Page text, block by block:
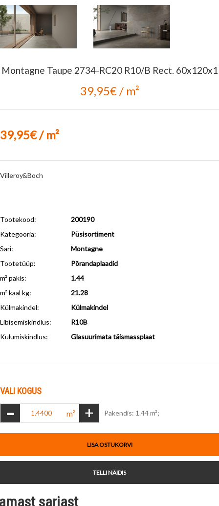
Montagne Taupe 2734-RC20 R10/B Rect. 60x120x1
39,95€ / m²
39,95€ / m²
Villeroy&Boch
Tootekood:
200190
Kategooria:
Püsisortiment
Sari:
Montagne
Tootetüüp:
Põrandaplaadid
m² pakis:
1.44
m² kaal kg:
21.28
Külmakindel:
Külmakindel
Libisemiskindlus:
R10B
Kulumiskindlus: Glasuurimata täismassplaat
VALI KOGUS
- m² + Pakendis: 1.44 m²;
LISA OSTUKORVI
TELLI NÄIDIS
sarjast